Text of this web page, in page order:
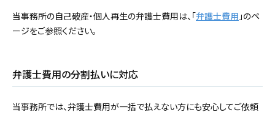
当事務所の自己破産・個人再生の弁護士費用は、「弁護士費用 」のペ
ージをご参照ください。
弁護士費用の分割払いに対応
当事務所では、弁護士費用が一括で払えない方にも安心してご依頼